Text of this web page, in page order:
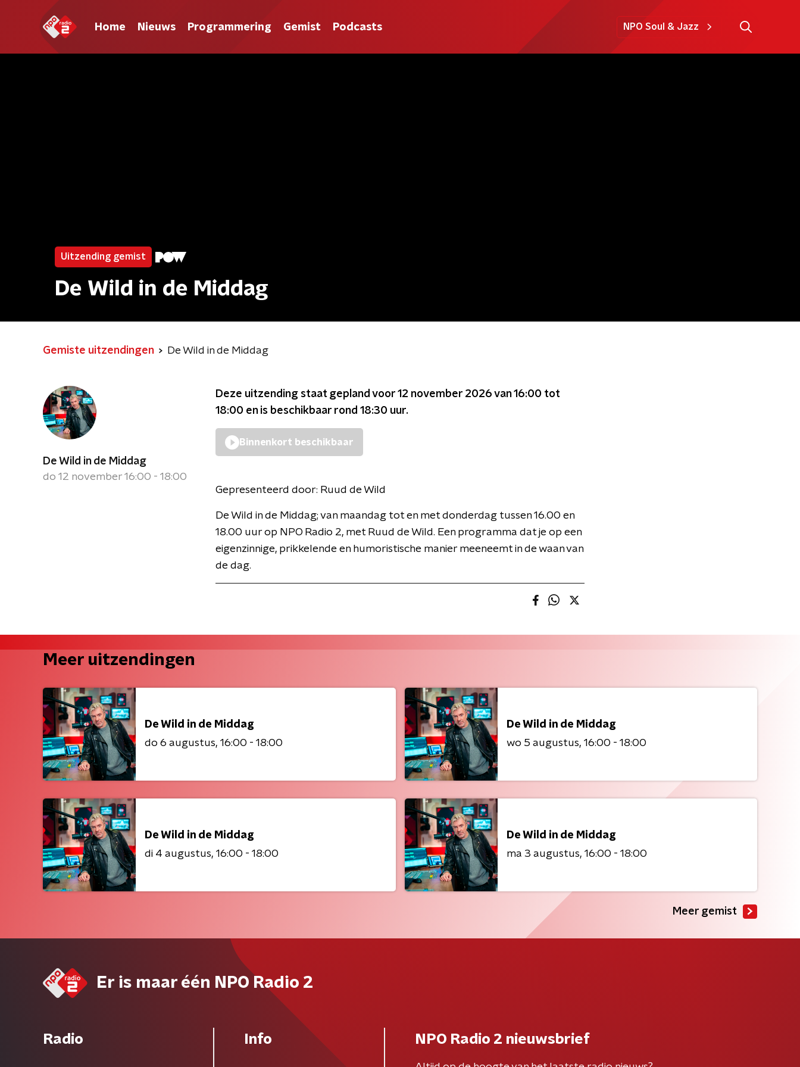
Home Nieuws Programmering Gemist Podcasts NPO Soul & Jazz
Uitzending gemist
De Wild in de Middag
Gemiste uitzendingen De Wild in de Middag
De Wild in de Middag
do 12 november 16:00 - 18:00
Deze uitzending staat gepland voor 12 november 2026 van 16:00 tot
18:00 en is beschikbaar rond 18:30 uur.
Binnenkort beschikbaar
Gepresenteerd door: Ruud de Wild
De Wild in de Middag; van maandag tot en met donderdag tussen 16.00 en
18.00 uur op NPO Radio 2, met Ruud de Wild. Een programma dat je op een
eigenzinnige, prikkelende en humoristische manier meeneemt in de waan van
de dag.
Meer uitzendingen
De Wild in de Middag
do 6 augustus 16:00 - 18:00
De Wild in de Middag
wo 5 augustus 16:00 - 18:00
De Wild in de Middag
di 4 augustus 16:00 - 18:00
De Wild in de Middag
ma 3 augustus 16:00 - 18:00
Meer gemist
Er is maar één NPO Radio 2
Radio Info NPO Radio 2 nieuwsbrief